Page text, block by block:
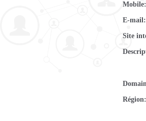
Mobile
E-mail
Site
Région